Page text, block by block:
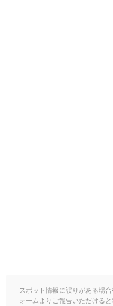
スポット情報に誤りがある場
ォームよりご報告いただけると